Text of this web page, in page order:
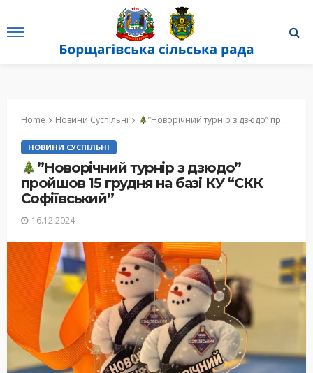
Home Новини Суспільні ”Новорічний турнір з дзюдо” пройшов 15 грудня на базі КУ “СКК Софіївський”
НОВИНИ СУСПІЛЬНІ
”Новорічний турнір з дзюдо”
пройшов 15 грудня на базі КУ “СКК
Софіївський”
16.12.2024